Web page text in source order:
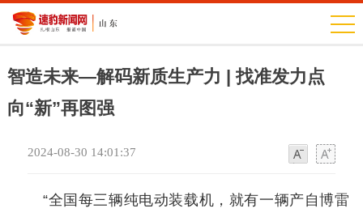
智造未来—解码新质生产力 | 找准发力点
向“新”再图强
2024-08-30 14:01:37
“全国每三辆纯电动装载机，就有一辆产自博雷